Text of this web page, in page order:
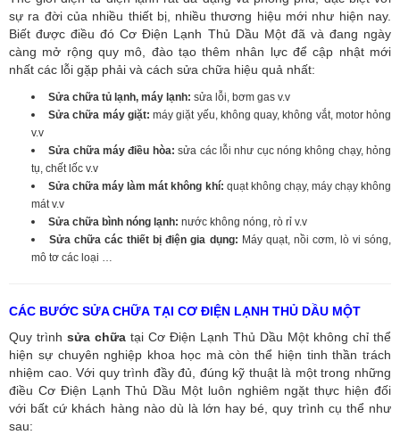
sự ra đời của nhiều thiết bị, nhiều thương hiệu mới như hiện nay.
Biết được điều đó Cơ Điện Lạnh Thủ Dầu Một đã và đang ngày
càng mở rộng quy mô, đào tạo thêm nhân lực để cập nhật mới
nhất các lỗi gặp phải và cách sửa chữa hiệu quả nhất:
Sửa chữa tủ lạnh, máy lạnh: sửa lỗi, bơm gas v.v
Sửa chữa máy giặt:máy giặt yếu, không quay, không vắt, motor hỏng
v.v
Sửa chữa máy điều hòa: sửa các lỗi như cục nóng không chạy, hỏng
tụ, chết lốc v.v
Sửa chữa máy làm mát không khí: quạt không chạy, máy chạy không
mát v.v
Sửa chữa bình nóng lạnh: nước không nóng, rò rỉ v.v
Sửa chữa các thiết bị điện gia dụng: Máy quạt, nồi cơm, lò vi sóng,
mô tơ các loại …
CÁC BƯỚC SỬA CHỮA TẠI CƠ ĐIỆN LẠNH THỦ DẦU MỘT
Quy trình sửa chữa tại Cơ Điện Lạnh Thủ Dầu Một không chỉ thể
hiện sự chuyên nghiệp khoa học mà còn thể hiện tinh thần trách
nhiệm cao. Với quy trình đầy đủ, đúng kỹ thuật là một trong những
điều Cơ Điện Lạnh Thủ Dầu Một luôn nghiêm ngặt thực hiện đối
với bất cứ khách hàng nào dù là lớn hay bé, quy trình cụ thể như
sau: